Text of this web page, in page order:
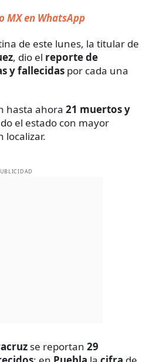
MX en WhatsApp
de este lunes, la titular de
, dio el reporte de
y fallecidas por cada una
hasta ahora 21 muertos y
el estado con mayor
localizar.
se reportan 29